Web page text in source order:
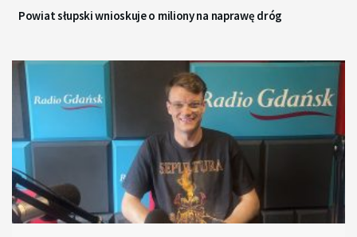
Powiat słupski wnioskuje o miliony na naprawę dróg